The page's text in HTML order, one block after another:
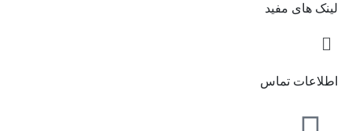
لینک های مفید
اطلاعات تماس